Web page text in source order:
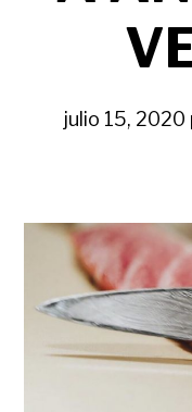
julio 15, 2020